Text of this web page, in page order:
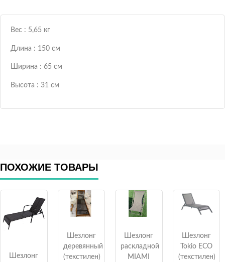
Вес : 5,65 кг
Длина : 150 см
Ширина : 65 см
Высота : 31 см
ПОХОЖИЕ ТОВАРЫ
Шезлонг
Шезлонг
деревянный
(текстилен)
Шезлонг
раскладной
MIAMI
Шезлонг
Tokio ECO
(текстилен)